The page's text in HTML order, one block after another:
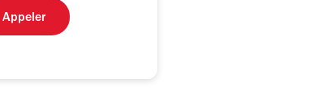
Appeler